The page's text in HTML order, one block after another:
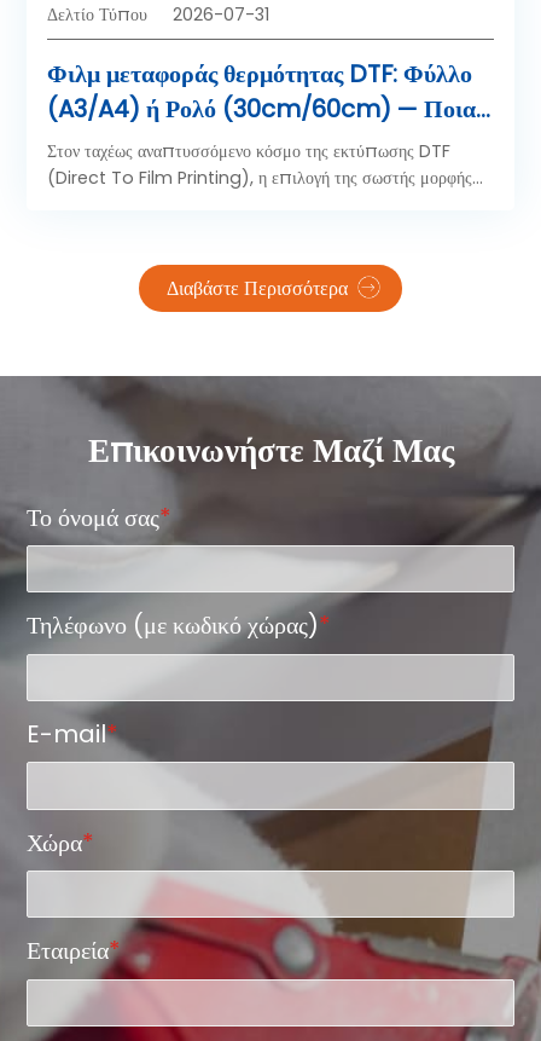
Δελτίο Τύπου 2026-07-31
Φιλμ μεταφοράς θερμότητας DTF: Φύλλο
(A3/A4) ή Ρολό (30cm/60cm) — Ποια
μορφή ταιριάζει στον όγκο εκτυπώσεών
σας;
Στον ταχέως αναπτυσσόμενο κόσμο της εκτύπωσης DTF
(Direct To Film Printing), η επιλογή της σωστής μορφής
και την τελική ποιότητα μεταφοράς.
Διαβάστε Περισσότερα
Επικοινωνήστε Μαζί Μας
Το όνομά σας*
Τηλέφωνο (με κωδικό χώρας)*
E-mail*
Χώρα*
Εταιρεία*